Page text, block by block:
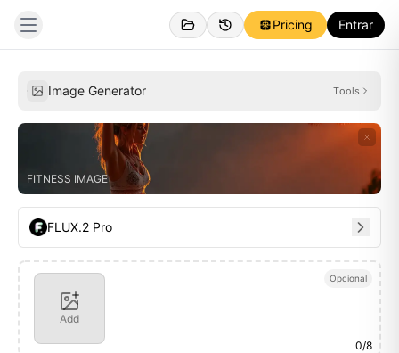
Pricing Entrar
Image Generator Tools
FITNESS IMAGE
FLUX.2 Pro
Opcional
Add
0/8